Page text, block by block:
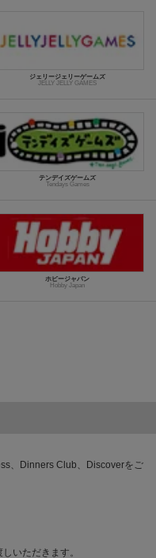
ジェリージェリーゲームズ
JELLY JELLY GAMES
テンデイズゲームズ
Tendays Games
ホビージャパン
Hobby Japan
、Dinners Club、Discoverをご
いただきます。